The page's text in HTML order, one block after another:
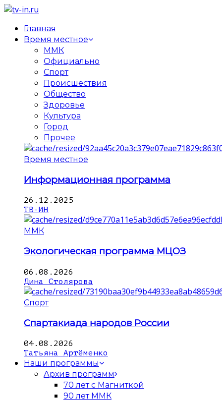
Главная
Время местное
ММК
Официально
Спорт
Происшествия
Общество
Здоровье
Культура
Город
Прочее
Время местное
Информационная программа
26.12.2025
ТВ-ИН
ММК
Экологическая программа МЦОЗ
06.08.2026
Дина Столярова
Спорт
Спартакиада народов России
04.08.2026
Татьяна Артёменко
Наши программы
Архив программ
70 лет с Магниткой
90 лет ММК